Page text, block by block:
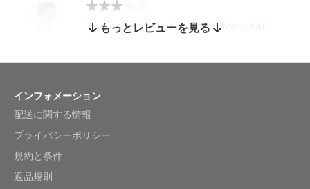
by charles
The calendar is too small for what I
もっとレビューを見る
インフォメーション
配送に関する情報
プライバシーポリシー
規約と条件
返品規則